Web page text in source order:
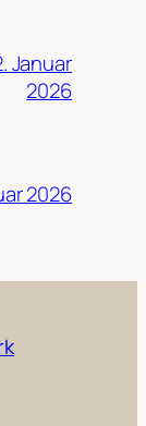
Januar
2026
2026